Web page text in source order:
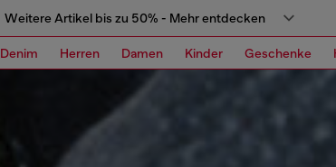
Weitere Artikel bis zu 50% - Mehr entdecken
Denim Herren Damen Kinder Geschenke